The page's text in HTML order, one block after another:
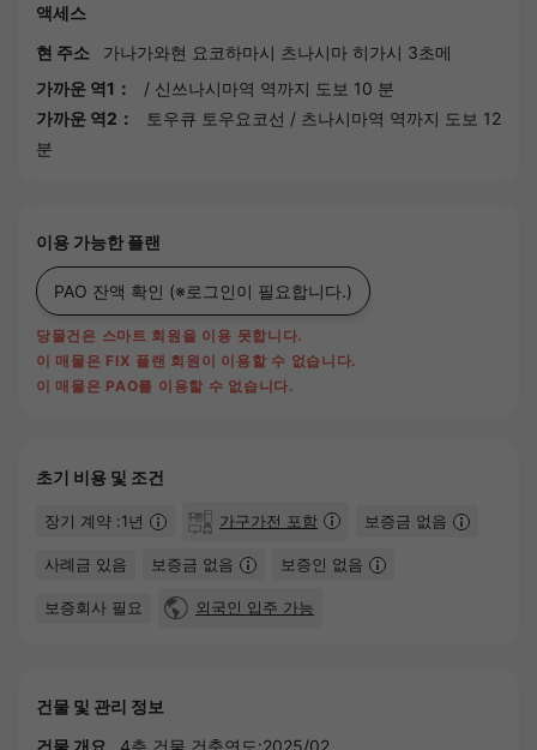
액세스
현 주소
가나가와현 요코하마시 츠나시마 히가시 3초메
가까운 역1：
/ 신쓰나시마역 역까지 도보 10 분
가까운 역2：
토우큐 토우요코선 / 츠나시마역 역까지 도보 12
분
이용 가능한 플랜
PAO 잔액 확인 (※로그인이 필요합니다.)
당물건은 스마트 회원을 이용 못합니다.
이 매물은 FIX 플랜 회원이 이용할 수 없습니다.
이 매물은 PAO를 이용할 수 없습니다.
초기 비용 및 조건
장기 계약 :1년 가구가전 포함 보증금 없음
사례금 있음 보증금 없음 보증인 없음
보증회사 필요 외국인 입주 가능
건물 및 관리 정보
건물 개요
4층 건물 건축연도:2025/02